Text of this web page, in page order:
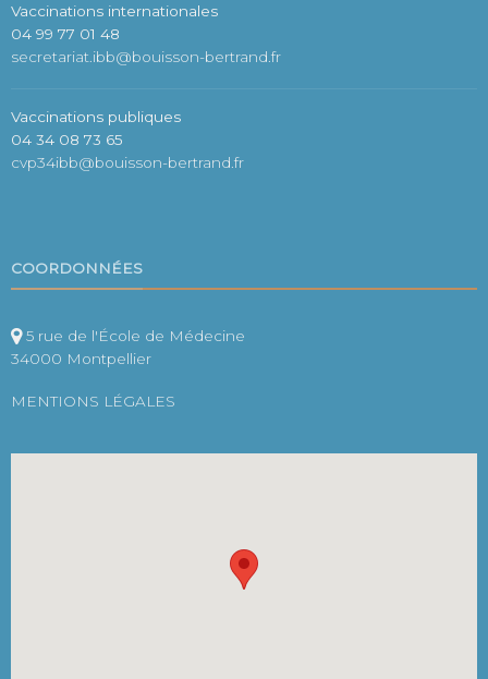
Vaccinations internationales
04 99 77 01 48
secretariat.ibb@bouisson-bertrand.fr
Vaccinations publiques
04 34 08 73 65
cvp34ibb@bouisson-bertrand.fr
COORDONNÉES
5 rue de l'École de Médecine
34000 Montpellier
MENTIONS LÉGALES